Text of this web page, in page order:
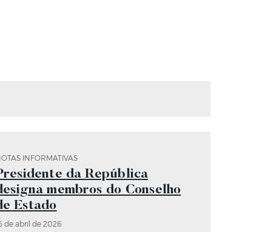
Notas Informativas
INFORMATIVAS
da República
membros do Conselho
Estado
de abril de 2026